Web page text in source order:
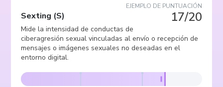
EJEMPLO DE PUNTUACIÓN
17/20
Sexting (S)
Mide la intensidad de conductas de
ciberagresión sexual vinculadas al envío o recepción de
mensajes o imágenes sexuales no deseadas en el
entorno digital.